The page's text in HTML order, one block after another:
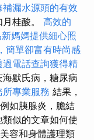
漏水源頭的有效
桂酸。 高效的
媽媽提供細心照
簡單卻富有時尚感
過電話查詢獲得精
默氏病，糖尿病
專業服務 結果，
如胰腺炎，膽結
似的文章如何使
容和身體護理類